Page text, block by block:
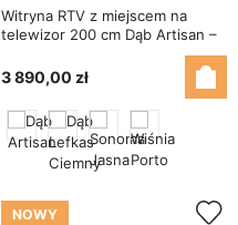
Witryna RTV z miejscem na
telewizor 200 cm Dąb Artisan –
3 890,00 zł
NOWY